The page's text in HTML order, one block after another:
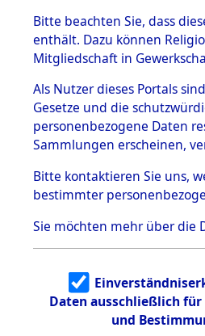
BESTÄNDE
1.
mente
5. Verschiedenes
5.3
Todesmärsche
5.3.1 Alliierte
Erhebungen
zu
Todesmärsch
en
5.3.2
Identifizierun
g
5.3.3
Todesmärsch
Bitte beachten Sie, dass
enthält. Dazu können
Mitgliedschaft in
Als Nutzer dieses Portals
Gesetze und die
personenbezogene Daten
Sammlungen erscheinen,
Bitte kontaktieren Sie uns,
bestimmter
Sie möchten mehr über die
Daten ausschließlich
und